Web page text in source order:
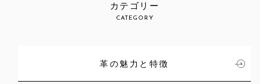
カテゴリー
CATEGORY
革の魅力と特徴